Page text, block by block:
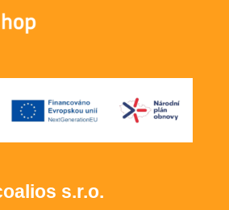
s.r.o.